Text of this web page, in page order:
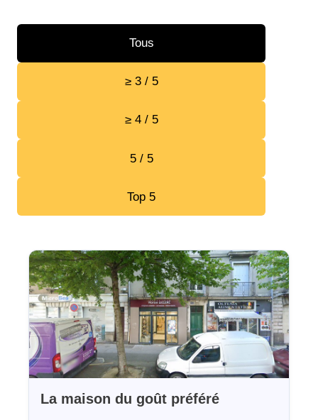
Tous
≥ 3 / 5
≥ 4 / 5
5 / 5
Top 5
La maison du goût préféré